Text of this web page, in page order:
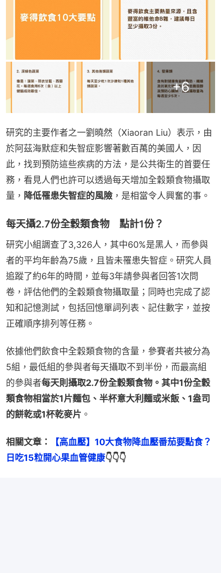
+6
研究的主要作者之一劉曉然（Xiaoran Liu）表示，由
於阿茲海默症和失智症影響著數百萬的美國人，因
此，找到預防這些疾病的方法，是公共衛生的首要任
務，看見人們也許可以透過每天增加全穀類食物攝取
量， 降低罹患失智症的風險 ，是相當令人興奮的事。
每天攝2.7份全穀類食物 點計1份？
研究小組調查了3,326人，其中60%是黑人，而參與
者的平均年齡為75歲，且皆未罹患失智症。研究人員
追蹤了約6年的時間，並每3年請參與者回答1次問
卷，評估他們的全穀類食物攝取量；同時也完成了認
知和記憶測試，包括回憶單詞列表、記住數字，並按
正確順序排列等任務。
依據他們飲食中全穀類食物的含量，參賽者共被分為
5組，最低組的參與者每天攝取不到半份，而最高組
的參與者每天則攝取2.7份全穀類食物。其中1份全穀
類食物相當於1片麵包、半杯意大利麵或米飯、1盎司
的餅乾或1杯乾麥片 。
相關文章：
【高血壓】10大食物降血壓番茄要點食？
日吃15粒開心果血管健康👇👇👇